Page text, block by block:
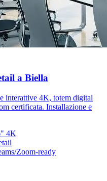
a Biella
interattive 4K, totem digital
certificata. Installazione e
4K
Zoom-ready